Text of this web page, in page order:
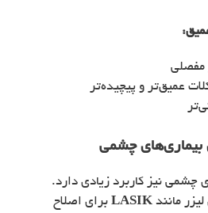
:
مفصلی
عمیق‌تر و پیچیده‌تر
بیماری‌های چشمی
چشمی نیز کاربرد زیادی دارد.
مانند LASIK برای اصلاح